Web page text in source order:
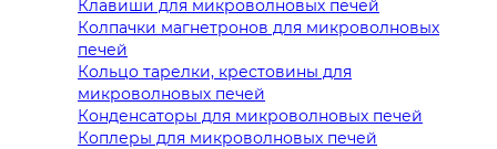
Клавиши для микроволновых печей
Колпачки магнетронов для микроволновых
печей
Кольцо тарелки, крестовины для
микроволновых печей
Конденсаторы для микроволновых печей
Коплеры для микроволновых печей